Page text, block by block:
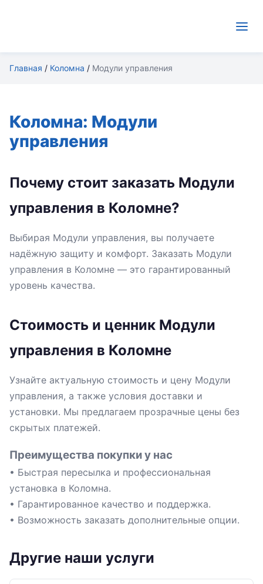
Главная / Коломна / Модули управления
Коломна: Модули
управления
Почему стоит заказать Модули
управления в Коломне?
Выбирая Модули управления, вы получаете
надёжную защиту и комфорт. Заказать Модули
управления в Коломне — это гарантированный
уровень качества.
Стоимость и ценник Модули
управления в Коломне
Узнайте актуальную стоимость и цену Модули
управления, а также условия доставки и
установки. Мы предлагаем прозрачные цены без
скрытых платежей.
Преимущества покупки у нас
• Быстрая пересылка и профессиональная
установка в Коломна.
• Гарантированное качество и поддержка.
• Возможность заказать дополнительные опции.
Другие наши услуги